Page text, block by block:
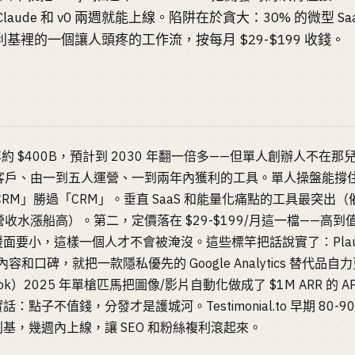
和 v0 兩週就能上線。陷阱在於貪大：30% 的微型
基裡的一個讓人頭疼的工作流，按每月 $29-$199 收錢。
$400B，預計到 2030 年翻一倍多——但單人創辦人不在那
、由一到五人運營、一到兩年內獲利的工具。單人操盤能撐
」勝過「CRM」。垂直 SaaS 和能量化痛點的工具最突出
收水漲船高）。第二，定價落在 $29-$199/月這一檔——高到
要小，這樣一個人才不會被淹沒。這些標竿把話說實了：
容和口碑，就把一款隱私優先的 Google Analytics 替代品自
）2025 年單槍匹馬把圖像/影片自動化做成了 $1M ARR 的
：點子不值錢，分發才是護城河。Testimonial.to 早期 80-
，幾週內上線，讓 SEO 和粉絲複利滾起來。